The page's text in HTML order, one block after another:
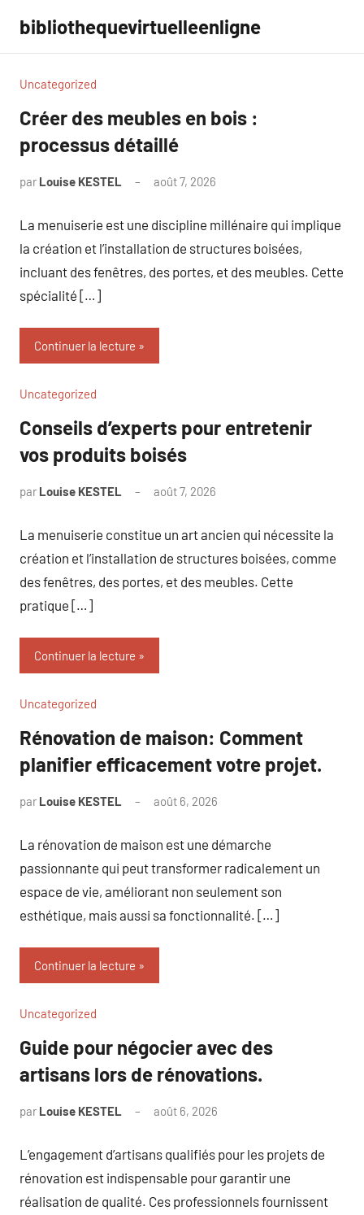
contenu
bibliothequevirtuelleenligne
Uncategorized
Créer des meubles en bois :
processus détaillé
par Louise KESTEL août 7, 2026
La menuiserie est une discipline millénaire qui implique
la création et l’installation de structures boisées,
incluant des fenêtres, des portes, et des meubles. Cette
spécialité […]
Continuer la lecture
Uncategorized
Conseils d’experts pour entretenir
vos produits boisés
par Louise KESTEL août 7, 2026
La menuiserie constitue un art ancien qui nécessite la
création et l’installation de structures boisées, comme
des fenêtres, des portes, et des meubles. Cette
pratique […]
Continuer la lecture
Uncategorized
Rénovation de maison: Comment
planifier efficacement votre projet.
par Louise KESTEL août 6, 2026
La rénovation de maison est une démarche
passionnante qui peut transformer radicalement un
espace de vie, améliorant non seulement son
esthétique, mais aussi sa fonctionnalité. […]
Continuer la lecture
Uncategorized
Guide pour négocier avec des
artisans lors de rénovations.
par Louise KESTEL août 6, 2026
L’engagement d’artisans qualifiés pour les projets de
rénovation est indispensable pour garantir une
réalisation de qualité. Ces professionnels fournissent